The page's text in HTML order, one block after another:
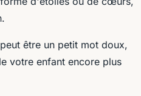
être un petit mot doux,
votre enfant encore plus